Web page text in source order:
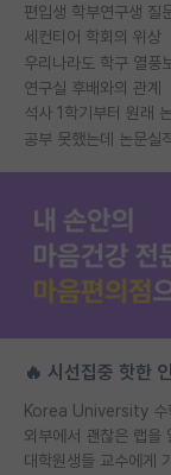
편입생 학부연구생 질
세컨티어 학회의 위상
연구실 후배와의 관계
석사 1학기부터 원래
공부 못했는데 논문실
🔥 시선집중 핫한
외부에서 괜찮은 랩을